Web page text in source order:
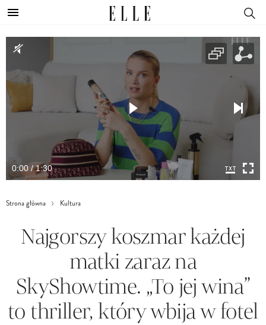
0:00 / 1:30
Strona główna Kultura
Najgorszy koszmar każdej
matki zaraz na
SkyShowtime. „To jej wina”
to thriller, który wbija w fotel